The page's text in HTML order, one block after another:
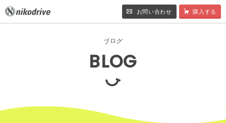
お問い合わせ 購入する
ブ ロ グ
BLOG